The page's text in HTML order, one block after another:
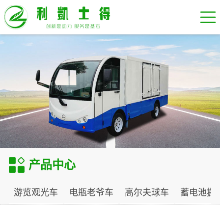
产品中心
游览观光车 电瓶老爷车 高尔夫球车 蓄电池搬